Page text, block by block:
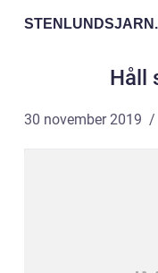
STENLUNDSJARN.
Håll
30 november 2019